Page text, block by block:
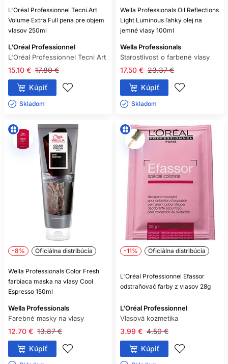
L'Oréal Professionnel Tecni.Art
Volume Extra Full pena pre objem
vlasov 250ml
L'Oréal Professionnel
L'Oréal Professionnel Tecni Art
17.80 €
15.10 €
Kúpiť
Skladom ㅤ
Wella Professionals Oil Reflections
Light Luminous ľahký olej na
jemné vlasy 100ml
Wella Professionals
Starostlivosť o farbené vlasy
23.37 €
17.50 €
Kúpiť
Skladom ㅤ
-8% Oficiálna distribúcia
Wella Professionals Color Fresh
farbiaca maska na vlasy Cool
Espresso 150ml
Wella Professionals
Farebné masky na vlasy
13.87 €
12.70 €
Kúpiť
-11% Oficiálna distribúcia
L'Oréal Professionnel Efassor
odstraňovač farby z vlasov 28g
L'Oréal Professionnel
Vlasová kozmetika
4.50 €
3.99 €
Kúpiť